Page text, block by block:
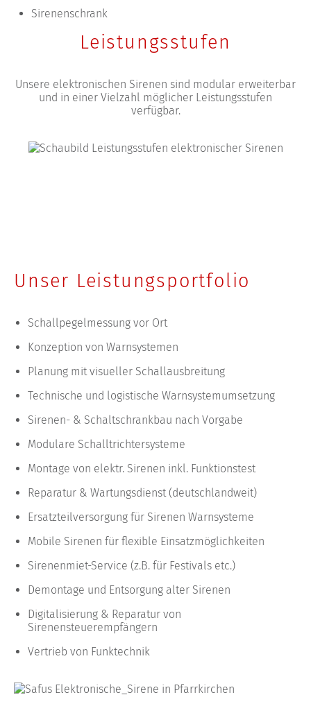
Sirenenschrank
Leistungsstufen
Unsere elektronischen Sirenen sind modular erweiterbar
und in einer Vielzahl möglicher Leistungsstufen
verfügbar.
Unser Leistungsportfolio
Schallpegelmessung vor Ort
Konzeption von Warnsystemen
Planung mit visueller Schallausbreitung
Technische und logistische Warnsystemumsetzung
Sirenen- & Schaltschrankbau nach Vorgabe
Modulare Schalltrichtersysteme
Montage von elektr. Sirenen inkl. Funktionstest
Reparatur & Wartungsdienst (deutschlandweit)
Ersatzteilversorgung für Sirenen Warnsysteme
Mobile Sirenen für flexible Einsatzmöglichkeiten
Sirenenmiet-Service (z.B. für Festivals etc.)
Demontage und Entsorgung alter Sirenen
Digitalisierung & Reparatur von
Sirenensteuerempfängern
Vertrieb von Funktechnik